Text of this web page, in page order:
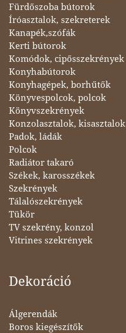
Fürdőszoba bútorok
Íróasztalok, szekreterek
Kanapék,szófák
Kerti bútorok
Komódok, cipősszekrények
Konyhabútorok
Konyhagépek, borhűtők
Könyvespolcok, polcok
Könyvszekrények
Konzolasztalok, kisasztalok
Padok, ládák
Polcok
Radiátor takaró
Székek, karosszékek
Szekrények
Tálalószekrények
Tükör
TV szekrény, konzol
Vitrines szekrények
Dekoráció
Álgerendák
Boros kiegészítők